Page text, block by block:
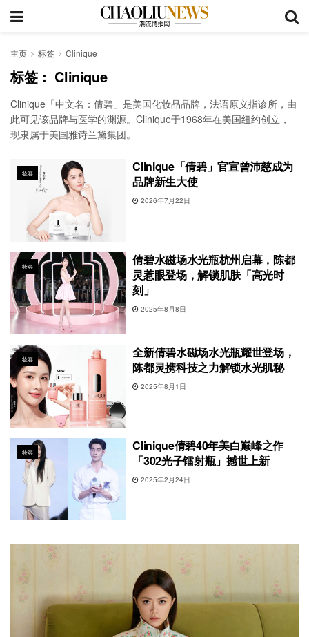
主页 标签 Clinique
标签： Clinique
‌Clinique「中文名：倩碧」是美国化妆品品牌‌，法语原义指诊所，由
此可见该品牌与医学的渊源。‌‌Clinique于1968年在美国纽约创立，
现隶属于美国雅诗兰黛集团。
妆容
Clinique「倩碧」官宣曾沛慈成为
品牌新生大使
2026年7月22日
妆容
倩碧水磁场水光瓶杭州启幕，陈都
灵惹眼登场，解锁肌肤「高光时
刻」
2025年8月8日
妆容
全新倩碧水磁场水光瓶耀世登场，
陈都灵携科技之力解锁水光肌秘
2025年8月1日
妆容
Clinique倩碧40年美白巅峰之作
「302光子镭射瓶」撼世上新
2025年2月24日